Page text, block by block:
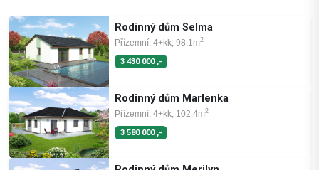
Rodinný dům Selma
Přízemní, 4+kk, 98,1m2
3 430 000 ,-
Rodinný dům Marlenka
Přízemní, 4+kk, 102,4m2
3 580 000 ,-